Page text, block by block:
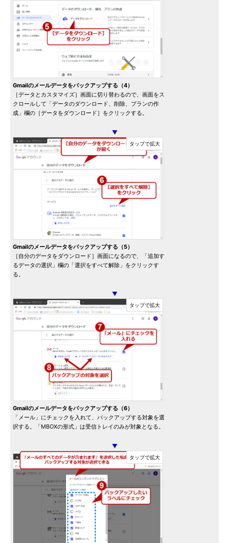
Gmailのメールデータをバックアップする（4）
［データとカスタマイズ］画面に切り替わるので、画面をス
クロールして「データのダウンロード、削除、プランの作
成」欄の［データをダウンロード］をクリックする。
▼
Gmailのメールデータをバックアップする（5）
［自分のデータをダウンロード］画面になるので、「追加す
るデータの選択」欄の「選択をすべて解除」をクリックす
る。
▼
Gmailのメールデータをバックアップする（6）
「メール」にチェックを入れて、バックアップする対象を選
択する。「MBOXの形式」は受信トレイのみが対象となる。
▼